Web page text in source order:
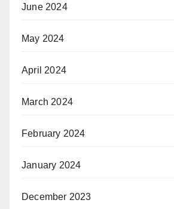
June 2024
May 2024
April 2024
March 2024
February 2024
January 2024
December 2023